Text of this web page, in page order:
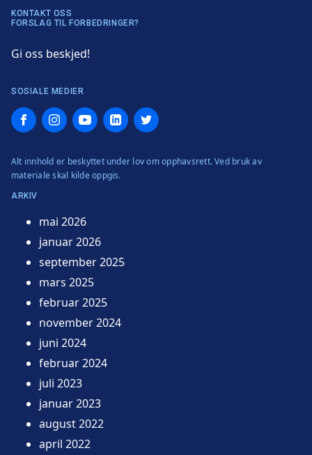
KONTAKT OSS
FORSLAG TIL FORBEDRINGER?
Gi oss beskjed!
SOSIALE MEDIER
FacebookInstagramYouTubeLinkedInTwitter
Alt innhold er beskyttet under lov om opphavsrett. Ved bruk av
materiale skal kilde oppgis.
ARKIV
mai 2026
januar 2026
september 2025
mars 2025
februar 2025
november 2024
juni 2024
februar 2024
juli 2023
januar 2023
august 2022
april 2022